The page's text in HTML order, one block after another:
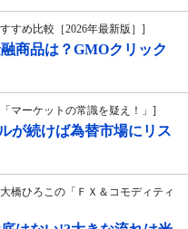
すめ比較［2026年最新版］]
商品は？GMOクリック
マーケットの常識を疑え！」]
が続けば為替市場にリス
橋ひろこの「ＦＸ＆コモディティ